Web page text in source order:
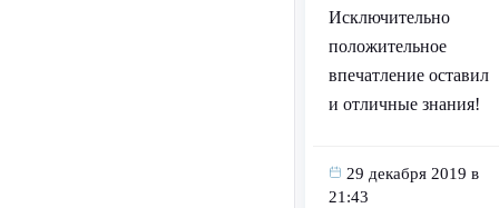
Исключительно
положительное
впечатление оставил
и отличные знания!
29 декабря 2019 в
21:43